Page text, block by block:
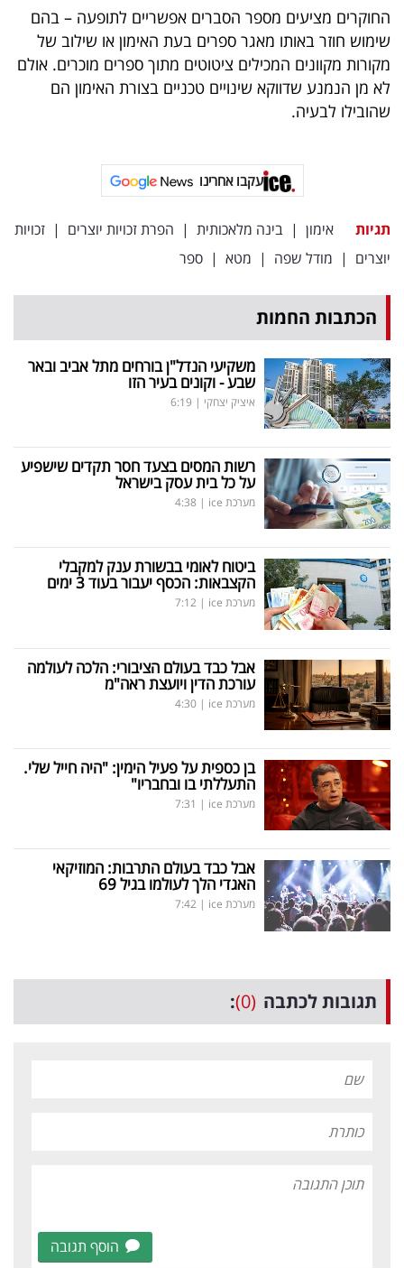
פרסמו
באייס
עקבו
אחרינו:
החוקרים מציעים מספר הסברים אפשריים לתופעה – בהם
שימוש חוזר באותו מאגר ספרים בעת האימון או שילוב של
מקורות מקוונים המכילים ציטוטים מתוך ספרים מוכרים. אולם
לא מן הנמנע שדווקא שינויים טכניים בצורת האימון הם
שהובילו לבעיה.
עקבו אחרינו
תגיות אימון | בינה מלאכותית | הפרת זכויות יוצרים | זכויות
יוצרים | מודל שפה | מטא | ספר
הכתבות החמות
משקיעי הנדל"ן בורחים מתל אביב ובאר
שבע - וקונים בעיר הזו
איציק יצחקי |
6:19
רשות המסים בצעד חסר תקדים שישפיע
על כל בית עסק בישראל
מערכת ice |
4:38
ביטוח לאומי בבשורת ענק למקבלי
הקצבאות: הכסף יעבור בעוד 3 ימים
מערכת ice |
7:12
אבל כבד בעולם הציבורי: הלכה לעולמה
עורכת הדין ויועצת ראה"מ
מערכת ice |
4:30
בן כספית על פעיל הימין: "היה חייל שלי.
התעללתי בו ובחבריו"
מערכת ice |
7:31
אבל כבד בעולם התרבות: המוזיקאי
האגדי הלך לעולמו בגיל 69
מערכת ice |
7:42
תגובות לכתבה (0)
:
הוסף תגובה